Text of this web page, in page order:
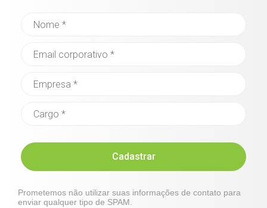
Cadastrar
Prometemos não utilizar suas informações de contato para
enviar qualquer tipo de SPAM.